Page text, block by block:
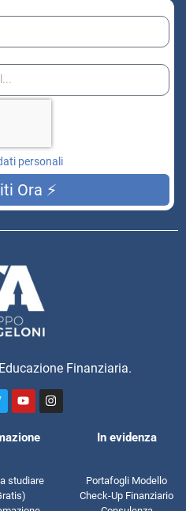
personali
Ora ⚡
Finanziaria.
studiare
In evidenza
Portafogli Modello
Check-Up Finanziario